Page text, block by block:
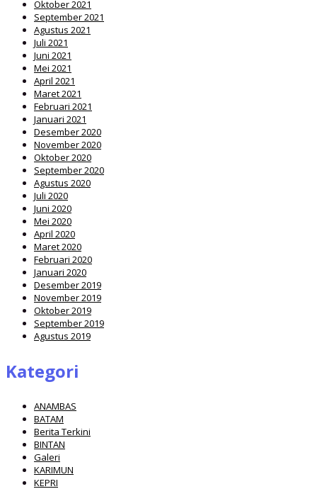
Oktober 2021
September 2021
Agustus 2021
Juli 2021
Juni 2021
Mei 2021
April 2021
Maret 2021
Februari 2021
Januari 2021
Desember 2020
November 2020
Oktober 2020
September 2020
Agustus 2020
Juli 2020
Juni 2020
Mei 2020
April 2020
Maret 2020
Februari 2020
Januari 2020
Desember 2019
November 2019
Oktober 2019
September 2019
Agustus 2019
Kategori
ANAMBAS
BATAM
Berita Terkini
BINTAN
Galeri
KARIMUN
KEPRI